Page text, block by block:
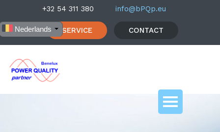
+32 54 311 380 info@bPQp.eu
Nederlands SERVICE CONTACT